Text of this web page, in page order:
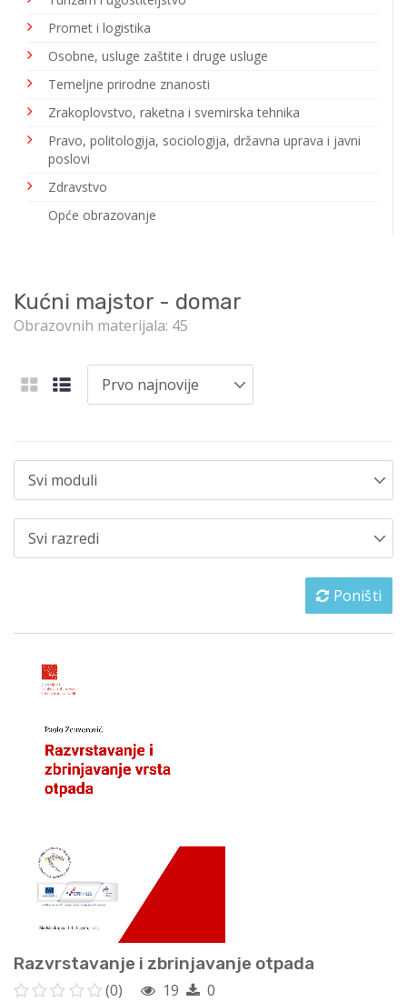
Promet i logistika
Osobne, usluge zaštite i druge usluge
Temeljne prirodne znanosti
Zrakoplovstvo, raketna i svemirska tehnika
Pravo, politologija, sociologija, državna uprava i javni
poslovi
Zdravstvo
Opće obrazovanje
Kućni majstor - domar
Obrazovnih materijala: 45
Poništi
Razvrstavanje i zbrinjavanje otpada
(0) 19
0